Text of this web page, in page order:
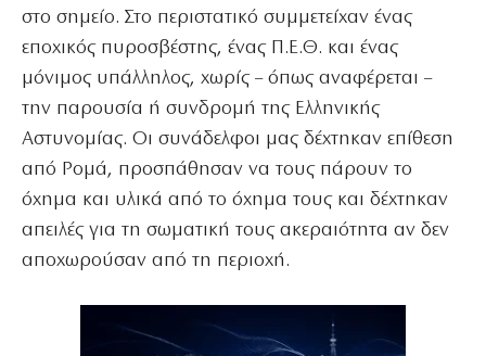
στο σημείο. Στο περιστατικό συμμετείχαν ένας
εποχικός πυροσβέστης, ένας Π.Ε.Θ. και ένας
μόνιμος υπάλληλος, χωρίς – όπως αναφέρεται –
την παρουσία ή συνδρομή της Ελληνικής
Αστυνομίας. Οι συνάδελφοι μας δέχτηκαν επίθεση
από Ρομά, προσπάθησαν να τους πάρουν το
όχημα και υλικά από το όχημα τους και δέχτηκαν
απειλές για τη σωματική τους ακεραιότητα αν δεν
αποχωρούσαν από τη περιοχή.